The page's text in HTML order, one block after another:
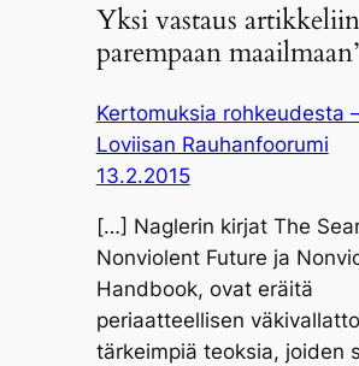
Yksi vastaus
parempaan
Kertomuksia rohkeudesta
Loviisan Rauhanfoorumi
13.2.2015
[…] Naglerin kirjat The
Nonviolent Future ja
Handbook, ovat eräitä
periaatteellisen
tärkeimpiä teoksia, joiden